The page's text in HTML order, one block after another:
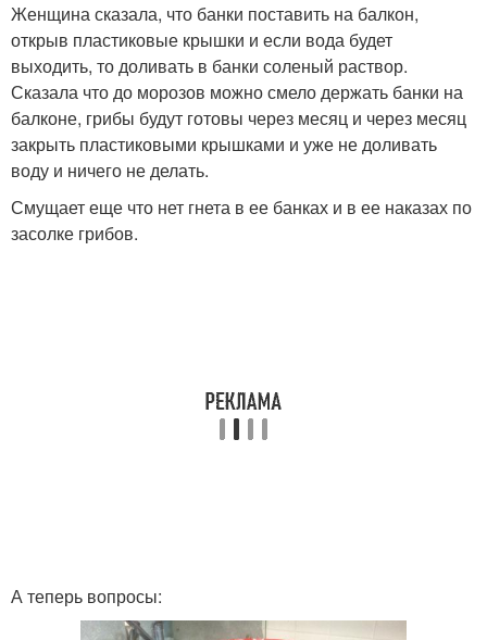
Женщина сказала, что банки поставить на балкон,
открыв пластиковые крышки и если вода будет
выходить, то доливать в банки соленый раствор.
Сказала что до морозов можно смело держать банки на
балконе, грибы будут готовы через месяц и через месяц
закрыть пластиковыми крышками и уже не доливать
воду и ничего не делать.
Смущает еще что нет гнета в ее банках и в ее наказах по
засолке грибов.
А теперь вопросы: